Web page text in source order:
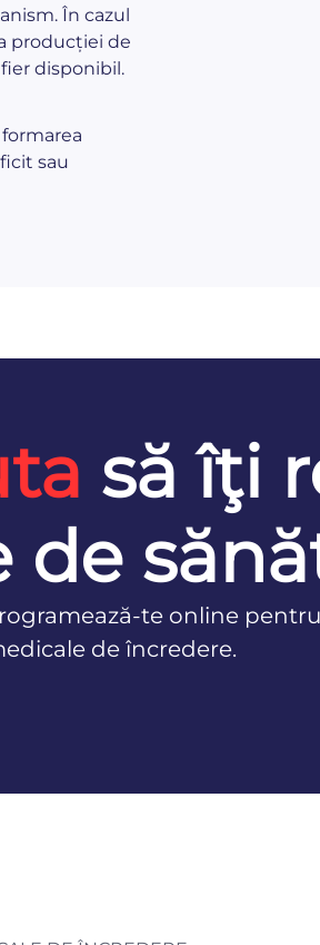
În cazul
producției de
disponibil.
sau
să îţi
de
te online
de încredere.